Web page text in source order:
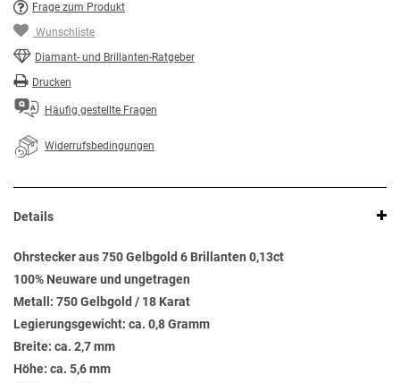
Frage zum Produkt
Wunschliste
Diamant- und Brillanten-Ratgeber
Drucken
Häufig gestellte Fragen
Widerrufsbedingungen
Details
Ohrstecker aus 750 Gelbgold 6 Brillanten 0,13ct
100% Neuware und ungetragen
Metall: 750 Gelbgold / 18 Karat
Legierungsgewicht: ca. 0,8 Gramm
Breite: ca. 2,7 mm
Höhe: ca. 5,6 mm